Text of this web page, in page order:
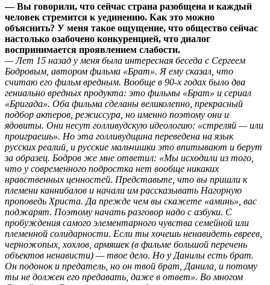
— Вы говорили, что сейчас страна разобщена и каждый
человек стремится к уединению. Как это можно
объяснить? У меня такое ощущение, что общество сейчас
настолько озабочено конкуренцией, что диалог
воспринимается проявлением слабости.
— Лет 15 назад у меня была интересная беседа с Сергеем
Бодровым, автором фильма «Брат». Я ему сказал, что
считаю его фильм вредным. Вообще в 90-х годах было два
гениально вредных продукта: это фильмы «Брат» и сериал
«Бригада». Оба фильма сделаны великолепно, прекрасный
подбор актеров, режиссура, но именно поэтому они и
ядовиты. Они несут голливудскую идеологию: «стреляй — или
проиграешь». Но эта голливудщина переведена на язык
русских реалий, и русские мальчишки это впитывают и берут
за образец. Бодров же мне ответил: «Мы исходили из того,
что у современного подростка нет вообще никаких
нравственных ценностей. Представьте, что вы пришли к
племени каннибалов и начали им рассказывать Нагорную
проповедь Христа. Да прежде чем вы скажете «аминь», вас
поджарят. Поэтому начать разговор надо с азбуки. С
пробуждения самого элементарного чувства семейной или
племенной солидарности. Если ты хочешь ненавидеть евреев,
черножопых, хохлов, армяшек (в фильме большой перечень
объектов ненависти) — твое дело. Но у Данилы есть брат.
Он подонок и предатель, но он твой брат, Данила, и потому
ты не должен его предавать, даже в ответ». Во многом